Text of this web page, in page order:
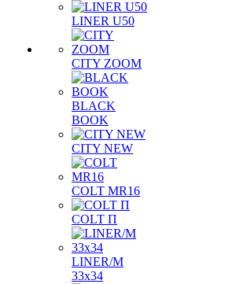
LINER U50
CITY ZOOM
BLACK
BOOK
CITY NEW
COLT MR16
COLT П
LINER/М
33х34